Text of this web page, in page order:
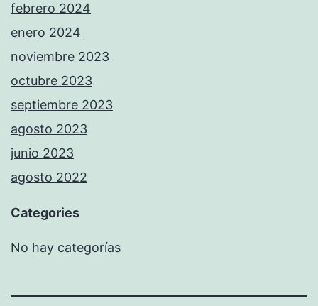
febrero 2024
enero 2024
noviembre 2023
octubre 2023
septiembre 2023
agosto 2023
junio 2023
agosto 2022
Categories
No hay categorías